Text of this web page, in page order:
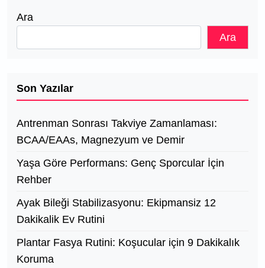
Ara
Ara
Son Yazılar
Antrenman Sonrası Takviye Zamanlaması:
BCAA/EAAs, Magnezyum ve Demir
Yaşa Göre Performans: Genç Sporcular İçin
Rehber
Ayak Bileği Stabilizasyonu: Ekipmansiz 12
Dakikalik Ev Rutini
Plantar Fasya Rutini: Koşucular için 9 Dakikalık
Koruma